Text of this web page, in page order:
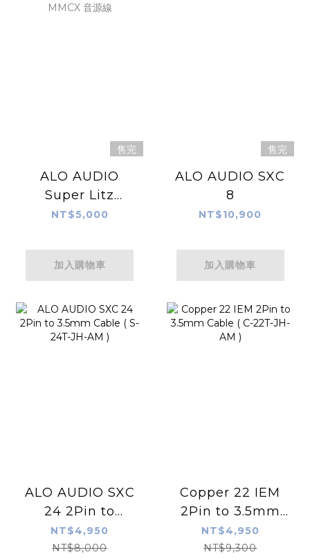
售完
ALO AUDIO
Super Litz
MMCX 音源線
NT$5,000
加入購物車
售完
ALO AUDIO SXC
8
NT$10,900
加入購物車
ALO AUDIO SXC
24 2Pin to
3.5mm Cable (
S-24T-JH-AM )
NT$4,950
NT$8,000
Copper 22 IEM
2Pin to 3.5mm
Cable ( C-22T-
JH-AM )
NT$4,950
NT$9,300